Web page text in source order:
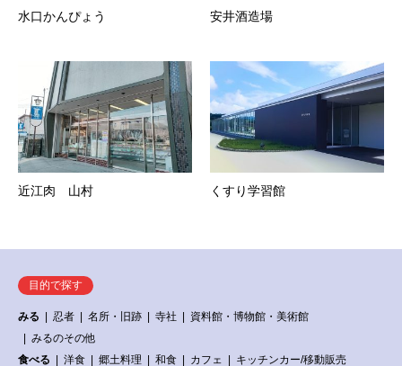
水口かんぴょう 安井酒造場
近江肉 山村 くすり学習館
目的で探す
みる 忍者 名所・旧跡 寺社
資料館・博物館・美術館
みるのその他
食べる
洋食 郷土料理 和食 カフェ キッチンカー/移動販売